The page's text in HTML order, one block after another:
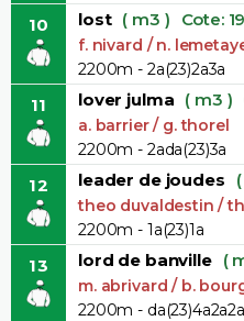
10 lost ( m3 ) Cote: 19
f. nivard / n.
2200m - 2a(23)2a3a
11 lover julma ( m3 )
a. barrier / g. thorel
2200m - 2ada(23)3a
12 leader de joudes
theo duvaldestin /
2200m - 1a(23)1a
13 lord de banville (
m. abrivard / b.
2200m - da(23)4a2a2a